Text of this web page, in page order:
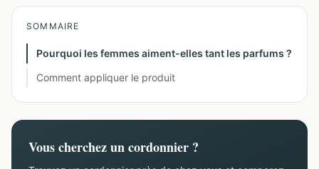
SOMMAIRE
Pourquoi les femmes aiment-elles tant les parfums ?
Comment appliquer le produit
Vous cherchez un cordonnier ?